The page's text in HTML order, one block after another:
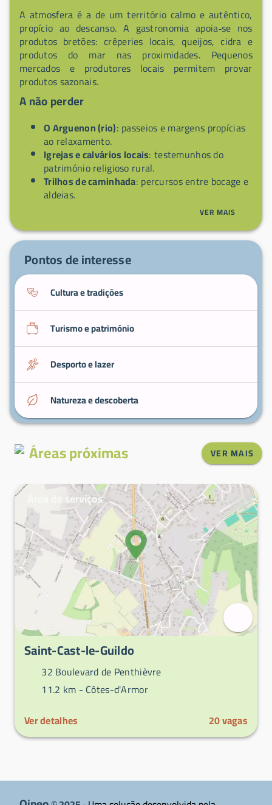
A atmosfera é a de um território calmo e autêntico,
propício ao descanso. A gastronomia apoia‑se nos
produtos bretões: crêperies locais, queijos, cidra e
produtos do mar nas proximidades. Pequenos
mercados e produtores locais permitem provar
produtos sazonais.
A não perder
O Arguenon (rio): passeios e margens propícias
ao relaxamento.
Igrejas e calvários locais: testemunhos do
património religioso rural.
Trilhos de caminhada: percursos entre bocage e
aldeias.
: sabores bretões e
Mercados de proximidade: compras diretas aos
VER MAIS
Pontos de interesse
Cultura e tradições
Turismo e património
Desporto e lazer
Natureza e descoberta
Áreas próximas VER MAIS
Área de serviços
Saint-Cast-le-Guildo
32 Boulevard de Penthièvre
11.2 km - Côtes-d'Armor
Ver detalhes
20vagas